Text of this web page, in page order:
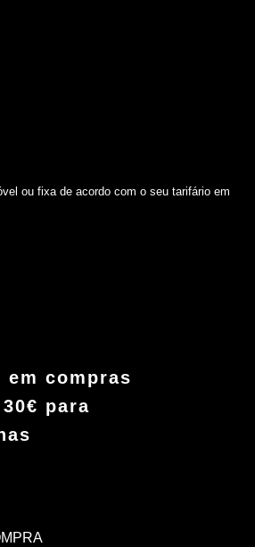
ou fixa de acordo com o seu tarifário em
compras
para